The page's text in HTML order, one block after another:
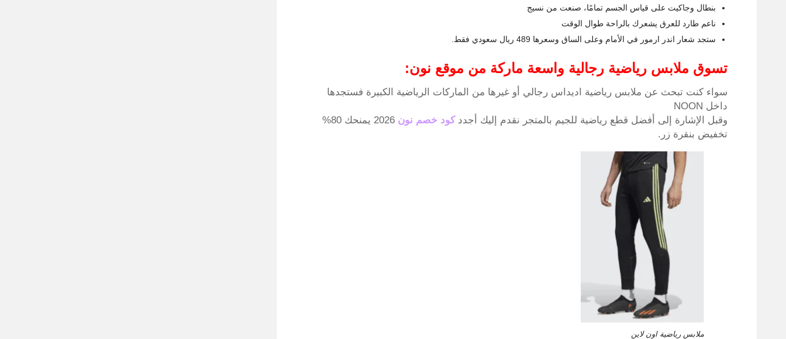
بنطال وجاكيت على قياس الجسم تمامًا، صنعت من نسيج
ناعم طارد للعرق يشعرك بالراحة طوال الوقت
ستجد شعار اندر ارمور في الأمام وعلى الساق وسعرها 489 ريال سعودي فقط.
تسوق ملابس رياضية رجالية واسعة ماركة من موقع نون:
سواء كنت تبحث عن ملابس رياضية اديداس رجالي أو غيرها من الماركات الرياضية الكبيرة فستجدها
داخل NOON
وقبل الإشارة إلى أفضل قطع رياضية للجيم بالمتجر نقدم إليك أجددكود خصم نون
2026 يمنحك 80%
تخفيض بنقرة زر.
ملابس رياضية اون لاين